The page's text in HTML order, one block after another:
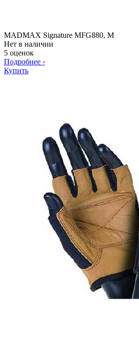
MADMAX Signature MFG880, M
Нет в наличии
5 оценок
Подробнее ›
Купить